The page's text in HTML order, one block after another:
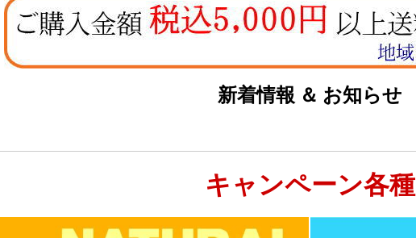
新着情報 ＆ お知らせ
キャンペーン各種